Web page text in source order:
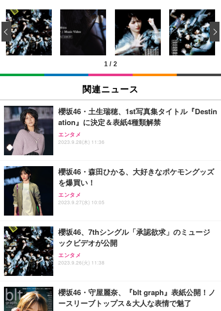
[EdoErgo] オフィスチェア 椅子 テレワーク 疲れな
い 跳ね上げ式アームレスト コンパクト 約105度ロッ
キング pc 事務椅子 360度回転 座面昇降 強化ナイロ
ン樹脂ベース 通気性メッシュ 在宅ワーク H-WY01
(黒網+黒枠+黒足)
SIHOO B100 オフィスチェア／デスクチェア メッシ
ュチェア 人間工学 疲れない ブラック
￥27,999
Sezlife オフィスチェア デスクチェア 疲れない テレ
ワーク チェア 強化バックレスト 30度ロッキング機
能 人間工学 椅子 腰サポート 90度跳ね上げ式アーム
務用 おしゃれ パソコンチェア (ブラック)
Sezlife オフィスチェア デスクチェア 疲れない テレ
ワーク チェア 強化バックレスト 30度ロッキング機
能 人間工学 椅子 腰サポート 90度跳ね上げ式アーム
務用 おしゃれ パソコンチェア (ホワイト)
ANDWINT オフィスチェア デスクチェア 肘なし メ
ッシュ 通気性 ランバーサポート付き 腰サポート ガ
ス圧無段階昇降 360度回転 キャスター付き コンパク
EIZO ビジネス向けプレミアムモニター | FlexScan
EV3240X-WT | 31.5型4K UHD・USB Type-C・ホワ
イト
EIZO ビジネス向けプレミアムモニター | FlexScan
【純正品】27"ゲーミングモニター DualSense 充電
フック付き（CFI-ZDM1J）
【整備済み品】Dell E2724HS 27インチ 液晶モニタ
ー フルHD（1920×1080）VA 非光沢 HDMI/DisplayP
ort/VGA スピーカー内蔵 高さ調整 スイベル VESA対
【MiniLED/24.5inch/280Hz/FHD】GRAPHT THE S
HOOTER Gaming Monitor 24” Essential ゲーミン
グモニター QD 24.5インチ 1ms FHD 量子ドット 残
Amazonベーシック ペットシーツ 薄型 レギュラー 1
回使い捨て 無香料 ホワイト 300枚
￥3,373
Amazonベーシック ペットシーツ 厚型 ワイド 42枚
x2袋(84枚) ホワイト(吸収面:ライトブルー)
￥3,234
ネオ・ルーライフ ネオ・オムツ L 中型犬用 26枚入
り 単品
Smart Basic(スマートベーシック) 【Amazon.co.jp
限定】 Smart Basic アイリスオーヤマ ペットシーツ
超厚型 お徳用 ワイド 100枚入 (x 1) (ケース販売)
アイリスオーヤマ ペットシーツ 超厚型 お徳用 レギ
ュラー 200枚入【Amazon.co.jp限定】
1 / 2
‹
関連ニュース
櫻坂46・土生瑞穂、1st写真集タイトル『Destin
ation』に決定＆表紙4種類解禁
エンタメ
2023.9.28(木) 11:36
櫻坂46・森田ひかる、大好きなポケモングッズ
を爆買い！
エンタメ
2023.9.27(水) 10:05
櫻坂46、7thシングル「承認欲求」のミュージ
ックビデオが公開
エンタメ
2023.9.26(火) 11:38
櫻坂46・守屋麗奈、『blt graph』表紙公開！ノ
ースリーブトップス＆大人な表情で魅了